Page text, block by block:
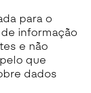
para o
informação
e não
que
dados